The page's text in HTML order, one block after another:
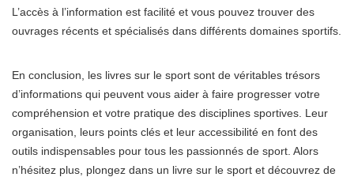
L’accès à l’information est facilité et vous pouvez trouver des
ouvrages récents et spécialisés dans différents domaines sportifs.
En conclusion, les livres sur le sport sont de véritables trésors
d’informations qui peuvent vous aider à faire progresser votre
compréhension et votre pratique des disciplines sportives. Leur
organisation, leurs points clés et leur accessibilité en font des
outils indispensables pour tous les passionnés de sport. Alors
n’hésitez plus, plongez dans un livre sur le sport et découvrez de